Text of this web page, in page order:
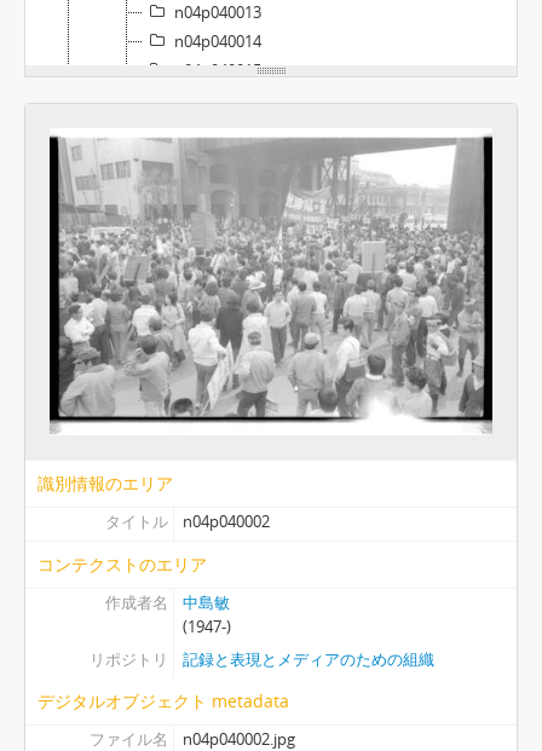
n04p040013
n04p040014
n04p040015
n04p040016
n04p040018
n04p040019
n04p040020
n04p040022
n04p040023
n04p040024
[ファイル] N09 - アルバム#09, 1974-04-01 - 1974-08-31
[ファイル] N10 - アルバム#10, 1974-01-01 - 1975-12-31
[ファイル] N11 - アルバム#11, 1975-04-01 - 1980-06-30
[ファイル] N12 - アルバム#12, 1985-04-01 - 1985-05-31
[ファイル] N28 - アルバム#28, 1993-00-00
識別情報のエリア
タイトル n04p040002
コンテクストのエリア
作成者名
中島敏
(1947-)
リポジトリ
記録と表現とメディアのための組織
デジタルオブジェクト metadata
ファイル名
n04p040002.jpg